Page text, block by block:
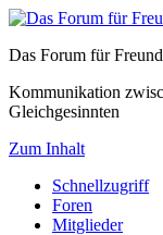
Das Forum für
Kommunikation
Gleichgesinnten
Zum Inhalt
Schnellzugriff
Foren
Mitglieder